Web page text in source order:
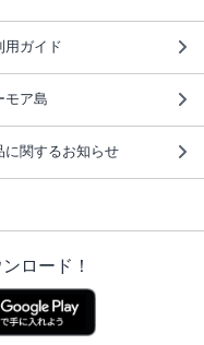
用ガイド
モア島
に関するお知らせ
ロード！